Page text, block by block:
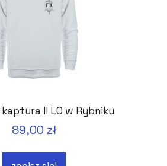
II LO w Rybniku
89,00 zł